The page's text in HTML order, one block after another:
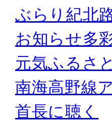
ぶらり紀北
お知らせ多
元気ふるさ
南海高野線
首長に聴く